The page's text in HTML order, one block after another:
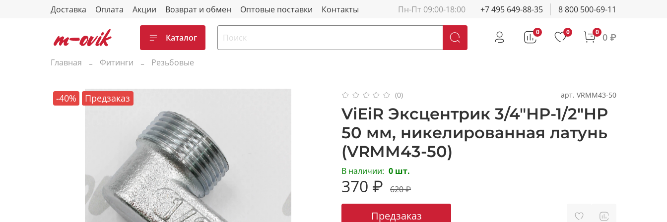
Доставка Оплата Акции Возврат и обмен Оптовые поставки Контакты Пн-Пт 09:00-18:00 +7 495 649-88-35 8 800 500-69-11
Каталог
0 0 0 0 ₽
Главная Фитинги Резьбовые
-40% Предзаказ (0) арт. VRMM43-50
ViEiR Эксцентрик 3/4"НР-1/2"НР
50 мм, никелированная латунь
(VRMM43-50)
В наличии: 0 шт.
370 ₽ 620 ₽
Предзаказ